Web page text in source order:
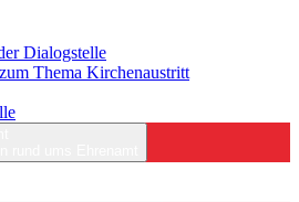
Dialogstelle
Thema Kirchenaustritt